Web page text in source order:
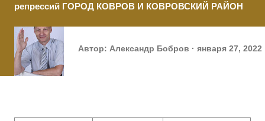
репрессий ГОРОД КОВРОВ И КОВРОВСКИЙ РАЙОН
Автор: Александр Бобров января 27, 2022